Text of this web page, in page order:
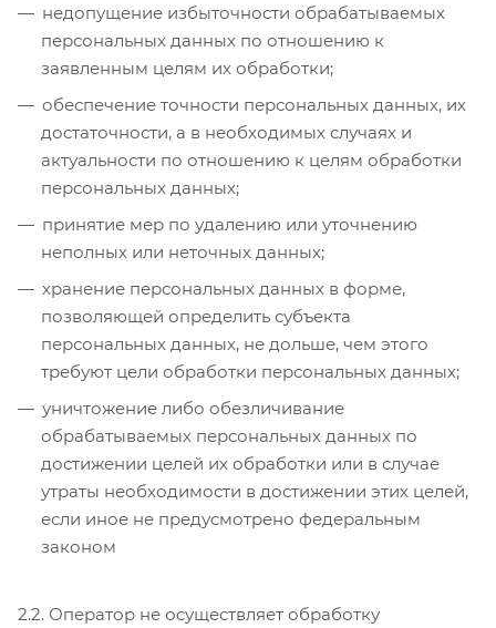
недопущение избыточности обрабатываемых
персональных данных по отношению к
заявленным целям их обработки;
обеспечение точности персональных данных, их
достаточности, а в необходимых случаях и
актуальности по отношению к целям обработки
персональных данных;
принятие мер по удалению или уточнению
неполных или неточных данных;
хранение персональных данных в форме,
позволяющей определить субъекта
персональных данных, не дольше, чем этого
требуют цели обработки персональных данных;
уничтожение либо обезличивание
обрабатываемых персональных данных по
достижении целей их обработки или в случае
утраты необходимости в достижении этих целей,
если иное не предусмотрено федеральным
законом
2.2. Оператор не осуществляет обработку